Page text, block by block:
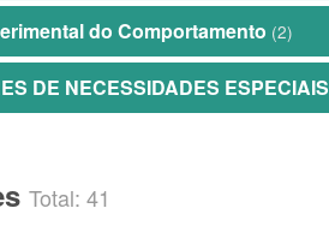
do Comportamento (2)
DE NECESSIDADES ESPECIAIS
Total: 41